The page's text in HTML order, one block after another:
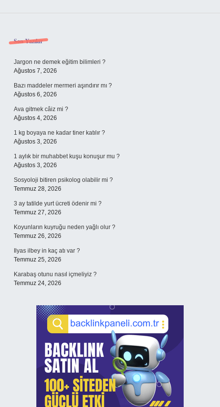
Sidebar
Son Yazılar
Jargon ne demek eğitim bilimleri ?
Ağustos 7, 2026
Bazı maddeler mermeri aşındırır mı ?
Ağustos 6, 2026
Ava gitmek câiz mi ?
Ağustos 4, 2026
1 kg boyaya ne kadar tiner katılır ?
Ağustos 3, 2026
1 aylık bir muhabbet kuşu konuşur mu ?
Ağustos 3, 2026
Sosyoloji bitiren psikolog olabilir mi ?
Temmuz 28, 2026
3 ay tatilde yurt ücreti ödenir mi ?
Temmuz 27, 2026
Koyunların kuyruğu neden yağlı olur ?
Temmuz 26, 2026
Ilyas ilbey in kaç atı var ?
Temmuz 25, 2026
Karabaş otunu nasıl içmeliyiz ?
Temmuz 24, 2026